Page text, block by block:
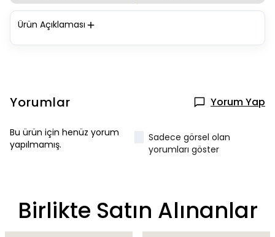
Ürün Açıklaması
Yorumlar Yorum Yap
Bu ürün için henüz yorum
yapılmamış.
Sadece görsel olan
yorumları göster
Birlikte Satın Alınanlar